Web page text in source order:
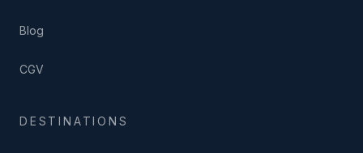
Blog
CGV
DESTINATIONS